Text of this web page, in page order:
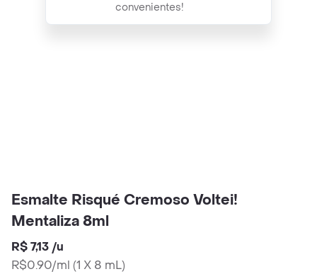
convenientes!
Esmalte Risqué Cremoso Voltei!
Mentaliza 8ml
R$ 7,13 /u
R$0.90/ml (1 X 8 mL)